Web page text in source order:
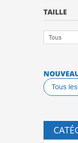
TAILLE
Tous
Tous